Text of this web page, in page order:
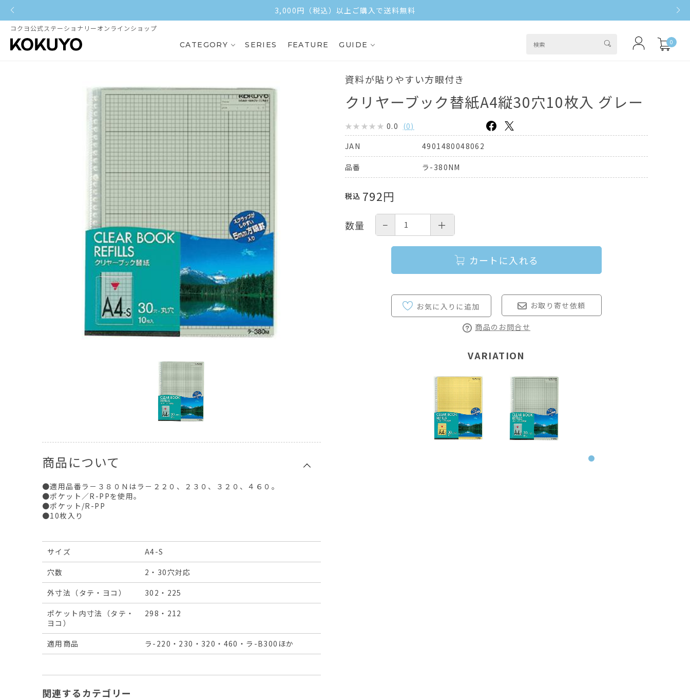
3,000円（税込）以上ご購入で送料無料
コクヨ公式ステーショナリーオンラインショップ
CATEGORY SERIES FEATURE GUIDE 0
商品について
●適用品番ラ－３８０Ｎはラ－２２０、２３０、３２０、４６０。
●ポケット／R-PPを使用。
●ポケット/R-PP
●10枚入り
サイズ
A4-S
穴数
2・30穴対応
外寸法（タテ・ヨコ）
302・225
ポケット内寸法（タテ・
ヨコ）
298・212
適用商品 ラ-220・230・320・460・ラ-B300ほか
関連するカテゴリー
資料が貼りやすい方眼付き
クリヤーブック替紙A4縦30穴10枚入 グレー
0.0 (0)
JAN
4901480048062
品番 ラ-380NM
税込 792円
数量 − ＋
カートに入れる
お取り寄せ依頼
商品のお問合せ
VARIATION